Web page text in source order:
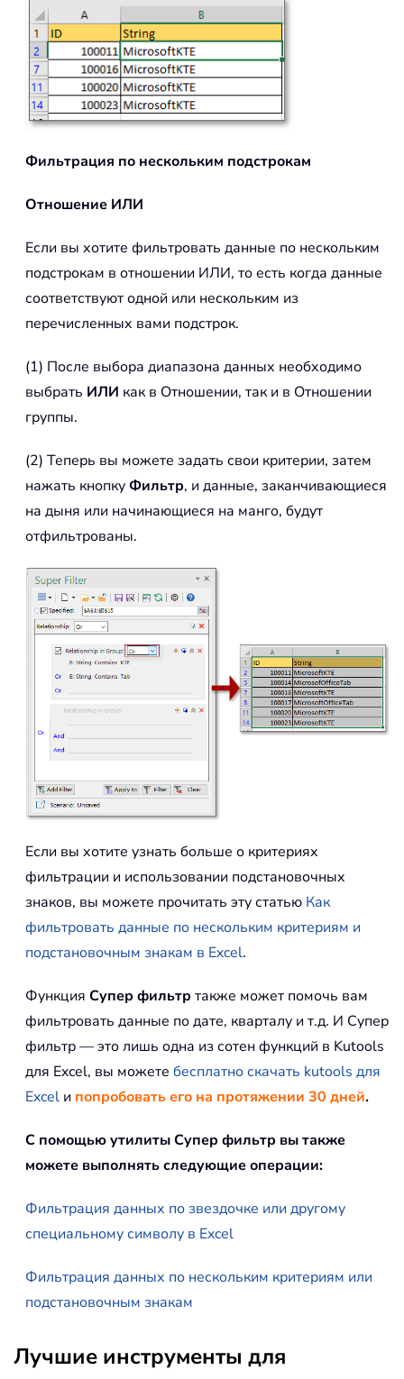
Фильтрация по нескольким подстрокам
Отношение ИЛИ
Если вы хотите фильтровать данные по нескольким
подстрокам в отношении ИЛИ, то есть когда данные
соответствуют одной или нескольким из
перечисленных вами подстрок.
(1) После выбора диапазона данных необходимо
выбрать ИЛИ как в Отношении, так и в Отношении
группы.
(2) Теперь вы можете задать свои критерии, затем
нажать кнопкуФильтр, и данные, заканчивающиеся
на дыня или начинающиеся на манго, будут
отфильтрованы.
Если вы хотите узнать больше о критериях
фильтрации и использовании подстановочных
знаков, вы можете прочитать эту статью Как
фильтровать данные по нескольким критериям и
подстановочным знакам в Excel.
Функция Супер фильтр также может помочь вам
фильтровать данные по дате, кварталу и т.д. И Супер
фильтр — это лишь одна из сотен функций в Kutools
для Excel, вы можете бесплатно скачать kutools для
Excel и попробовать его на протяжении 30 дней.
С помощью утилиты Супер фильтр вы также
можете выполнять следующие операции:
Фильтрация данных по звездочке или другому
специальному символу в Excel
Фильтрация данных по нескольким критериям или
подстановочным знакам
Лучшие инструменты для